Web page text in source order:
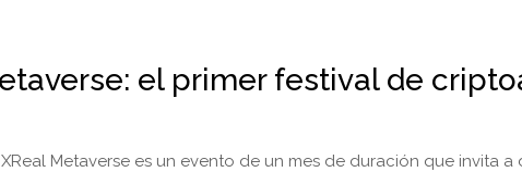
el primer festival de
XReal Metaverse es un evento de un mes de duración que invita